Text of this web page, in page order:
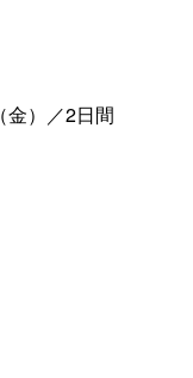
金）／2日間